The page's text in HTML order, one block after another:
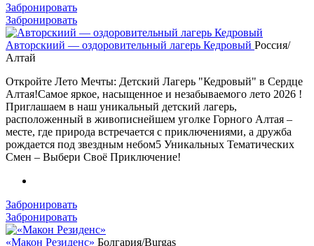
Забронировать
Забронировать
Авторскиий — оздоровительный лагерь Кедровый Россия/
Алтай
Откройте Лето Мечты: Детский Лагерь "Кедровый" в Сердце
Алтая!Самое яркое, насыщенное и незабываемого лето 2026 !
Приглашаем в наш уникальный детский лагерь,
расположенный в живописнейшем уголке Горного Алтая –
месте, где природа встречается с приключениями, а дружба
рождается под звездным небом5 Уникальных Тематических
Смен – Выбери Своё Приключение!
Забронировать
Забронировать
«Макон Резиденс» Болгария/Burgas